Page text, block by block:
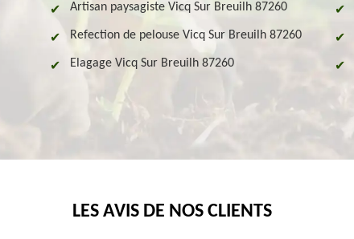
Artisan paysagiste Vicq Sur Breuilh 87260
Refection de pelouse Vicq Sur Breuilh 87260
Elagage Vicq Sur Breuilh 87260
LES AVIS DE NOS CLIENTS